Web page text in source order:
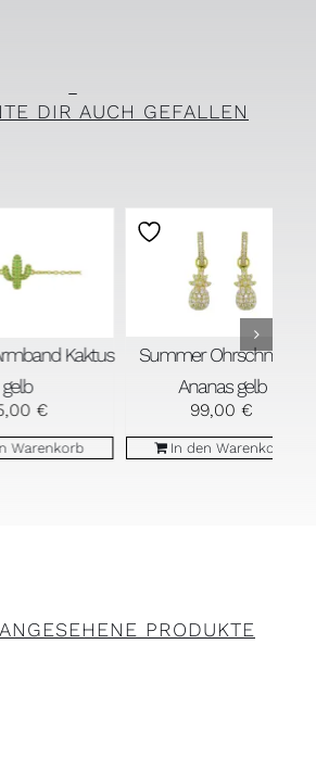
DIR AUCH GEFALLEN
Kaktus
Summer Ohrschmuck
Ananas gelb
99,00€
In den Warenkorb
PRODUKTE